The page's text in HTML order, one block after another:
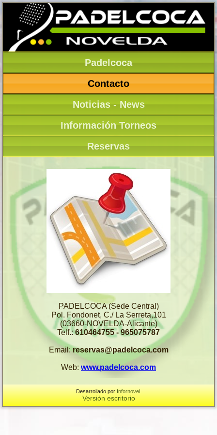
Padelcoca
Contacto
Noticias - News
Información Torneos
Reservas
PADELCOCA (Sede Central)
Pol. Fondonet, C./ La Serreta,101
(03660-NOVELDA-Alicante)
Telf.:610464755 - 965075787
Email: reservas@padelcoca.com
Web: www.padelcoca.com
Desarrollado porInfornovel.
Versión escritorio